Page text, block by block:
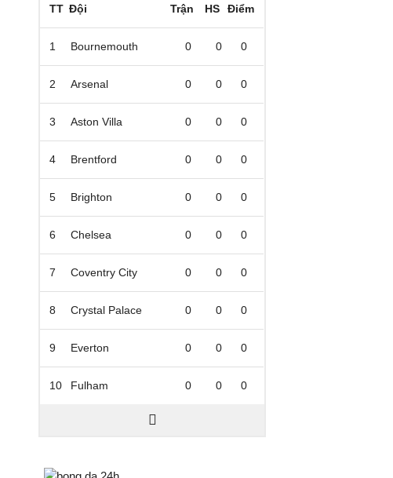
TT Đội Trận HS Điểm
1 Bournemouth 0 0 0
2 Arsenal 0 0 0
3 Aston Villa 0 0 0
4 Brentford 0 0 0
5 Brighton 0 0 0
6 Chelsea 0 0 0
7 Coventry City 0 0 0
8 Crystal Palace 0 0 0
9 Everton 0 0 0
10 Fulham 0 0 0